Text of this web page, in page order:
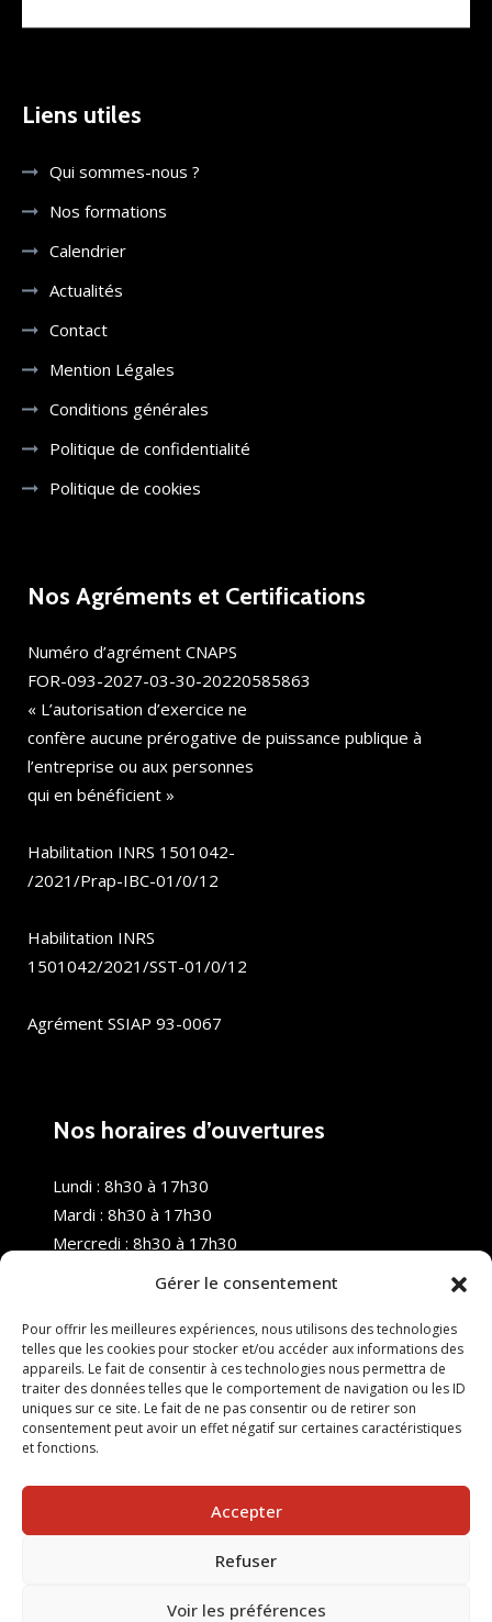
Gérer le consentement
Pour offrir les meilleures expériences, nous utilisons des technologies
telles que les cookies pour stocker et/ou accéder aux informations des
appareils. Le fait de consentir à ces technologies nous permettra de
traiter des données telles que le comportement de navigation ou les ID
uniques sur ce site. Le fait de ne pas consentir ou de retirer son
consentement peut avoir un effet négatif sur certaines caractéristiques
et fonctions.
Accepter
Refuser
Voir les préférences
Liens utiles
Qui sommes-nous ?
Nos formations
Calendrier
Actualités
Contact
Mention Légales
Conditions générales
Politique de confidentialité
Politique de cookies
Nos Agréments et Certifications
Numéro d’agrément CNAPS
FOR-093-2027-03-30-20220585863
« L’autorisation d’exercice ne
confère aucune prérogative de puissance publique à
l’entreprise ou aux personnes
qui en bénéficient »
Habilitation INRS 1501042-
/2021/Prap-IBC-01/0/12
Habilitation INRS
1501042/2021/SST-01/0/12
Agrément SSIAP 93-0067
Nos horaires d’ouvertures
Lundi : 8h30 à 17h30
Mardi : 8h30 à 17h30
Mercredi : 8h30 à 17h30
Samedi : Fermé
Dimanche : Fermé
© 2025 Nouvel R Formation - TOUS DROITS RÉSERVÉS -
SITE RÉALISÉ PAR :INGÉNIERIE TECH